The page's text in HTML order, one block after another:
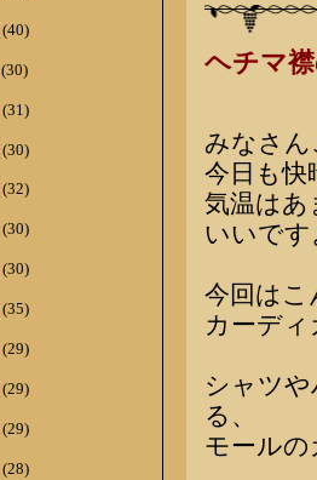
(40)
(30)
(31)
(30)
(32)
(30)
(30)
(35)
(29)
(29)
(29)
(28)
ヘチマ
みなさ
今日も快
気温は
いいで
今回はこ
カーデ
シャツ
る、
モール